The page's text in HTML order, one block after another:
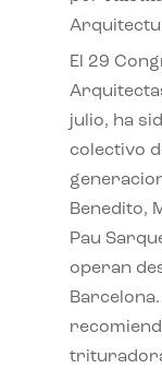
El 29
julio, ha
colectivo
Benedito,
Pau
operan